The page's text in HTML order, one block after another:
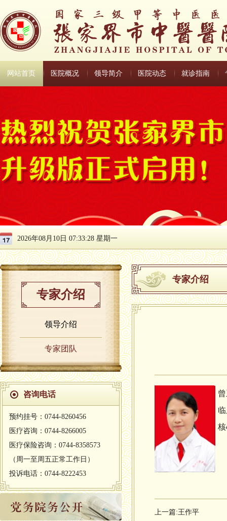
网站首页 医院概况 领导简介 医院动态 就诊指南
2026年08月10日 07:33:28 星期一
专家介绍
领导介绍
专家团队
咨询电话
预约挂号：0744-8260456
医疗咨询：0744-8266005
医疗保险咨询：0744-8358573
（周一至周五正常工作日）
投诉电话：0744-8222453
专家介绍
曾
上一篇:王作平